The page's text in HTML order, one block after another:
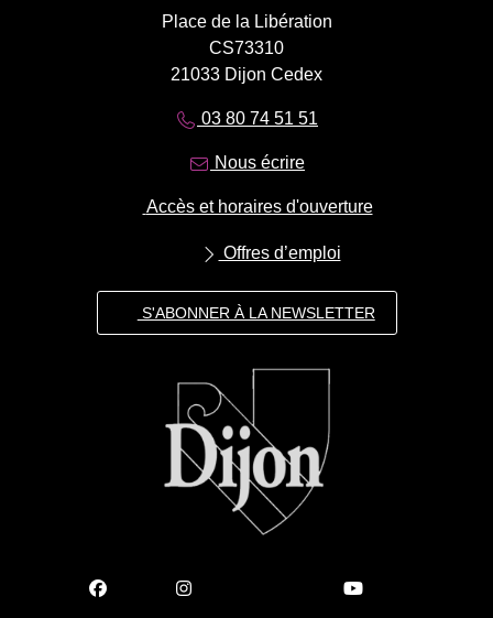
Place de la Libération
CS73310
21033 Dijon Cedex
03 80 74 51 51
Nous écrire
Accès et horaires d'ouverture
Offres d’emploi
S'ABONNER À LA NEWSLETTER